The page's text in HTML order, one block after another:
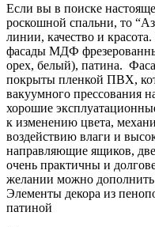
Если вы в поиске
роскошной спальни, то
линии, качество и
фасады МДФ
орех, белый), патина.
покрыты пленкой ПВХ,
вакуумного прессования
хорошие
к изменению цвета,
воздействию влаги и
направляющие ящиков,
очень практичны и
желании можно
Элементы декора из
патиной